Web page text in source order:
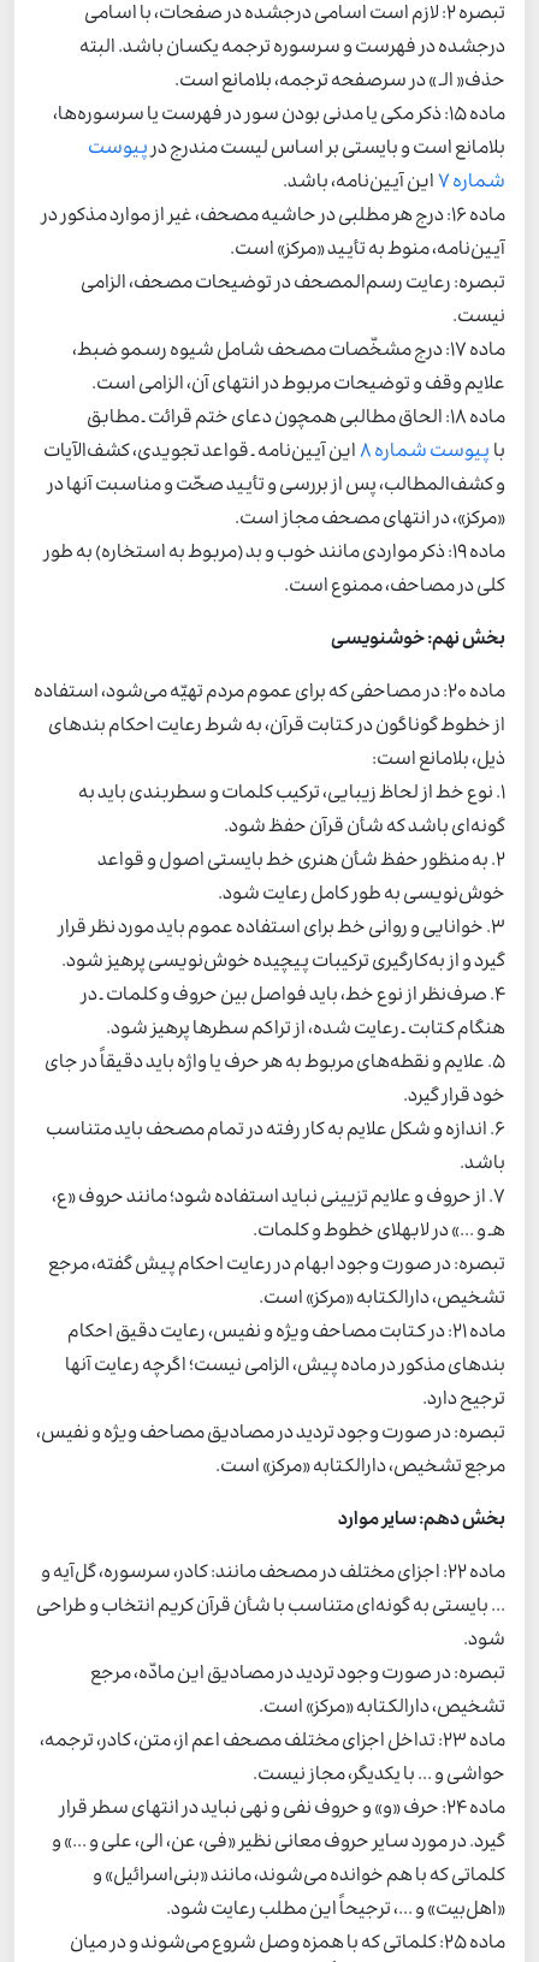
تبصره 2: لازم است اسامی درجشده در صفحات، با اسامی
درجشده در فهرست و سرسوره ترجمه یکسان باشد. البته
حذف« الـ » در سرصفحه ترجمه، بلامانع است.
ماده 15: ذکر مکی یا مدنی بودن سور در فهرست یا سرسوره‌ها،
بلامانع است و بایستی بر اساس لیست مندرج درپیوست
شماره 7
این آیین‌نامه، باشد.
ماده 16: درج هر مطلبی در حاشیه مصحف، غیر از موارد مذکور در
آیین‌نامه، منوط به تأیید «مرکز» است.
تبصره: رعایت رسم‌المصحف در توضیحات مصحف، الزامی
نیست.
ماده 17: درج مشخّصات مصحف شامل شیوه رسمو ضبط،
علایم وقف و توضیحات مربوط در انتهای آن، الزامی است.
ماده 18: الحاق مطالبی همچون دعای ختم قرائت ـ ‌مطابق
با پیوست شماره 8
این آیین‌نامه ـ قواعد تجویدی، کشف‌الآیات
و کشف‌المطالب، پس از بررسی و تأیید صحّت و مناسبت آنها در
«مرکز»، در انتهای مصحف مجاز است.
ماده 19: ذکر مواردی مانند خوب و بد (مربوط به استخاره) به طور
کلی در مصاحف، ممنوع است.
بخش نهم: خوشنویسی
ماده 20: در مصاحفی که برای عموم مردم تهیّه می‌شود، استفاده
از خطوط گوناگون در کتابت قرآن، به شرط رعایت احکام بندهای
ذیل، بلامانع است:
1. نوع خط از لحاظ زیبایی، ترکیب کلمات و سطربندی باید به
گونه‌ای باشد که شأن قرآن حفظ شود.
2. به منظور حفظ شأن هنری خط بایستی اصول و قواعد
خوش‌نویسی به طور کامل رعایت شود.
3. خوانایی و روانی خط برای استفاده عموم باید مورد نظر قرار
گیرد و از به‌کارگیری ترکیبات پیچیده خوش‌نویسی پرهیز شود.
4. صرف‌نظر از نوع خط، باید فواصل بین حروف و کلمات ـ در
هنگام کتابت ـ رعایت شده، از تراکم سطرها پرهیز شود.
5. علایم و نقطه‌های مربوط به هر حرف یا واژه باید دقیقاً در جای
خود قرار گیرد.
6. اندازه و شکل علایم به کار رفته در تمام مصحف باید متناسب
باشد.
7. از حروف و علایم تزیینی نباید استفاده شود؛ مانند حروف «ع،
هـ و ...» در لابهلای خطوط و کلمات.
تبصره: در صورت وجود ابهام در رعایت احکام پیش گفته، مرجع
تشخیص، دارالکتابه «مرکز» است.
ماده 21: در کتابت مصاحف ویژه و نفیس، رعایت دقیق احکام
بندهای مذکور در ماده پیش، الزامی نیست؛ اگرچه رعایت آنها
ترجیح دارد.
تبصره: در صورت وجود تردید در مصادیق مصاحف ویژه و نفیس،
مرجع تشخیص، دارالکتابه «مرکز» است.
بخش دهم: سایر موارد
ماده 22: اجزای مختلف در مصحف مانند: کادر، سرسوره، گل‌آیه و
... بایستی به گونه‌ای متناسب با شأن قرآن کریم انتخاب و طراحی
شود.
تبصره: در صورت وجود تردید در مصادیق این مادّه، مرجع
تشخیص، دارالکتابه «مرکز» است.
ماده 23: تداخل اجزای مختلف مصحف اعم از، متن، کادر، ترجمه،
حواشی و ... با یکدیگر، مجاز نیست.
ماده 24: حرف «و» و حروف نفی و نهی نباید در انتهای سطر قرار
گیرد. در مورد سایر حروف معانی نظیر «فی، عن، الی، علی و ...» و
کلماتی که با هم خوانده می‌شوند، مانند «بنی‌اسرائیل» و
«اهل‌بیت» و ...، ترجیحاً این مطلب رعایت شود.
ماده 25: کلماتی که با همزه وصل شروع می‌شوند و در میان